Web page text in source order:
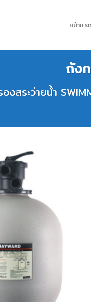
หน้าแรก
ถัง
งสระว่ายน้ำ